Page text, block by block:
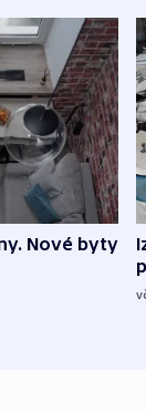
Nové byty